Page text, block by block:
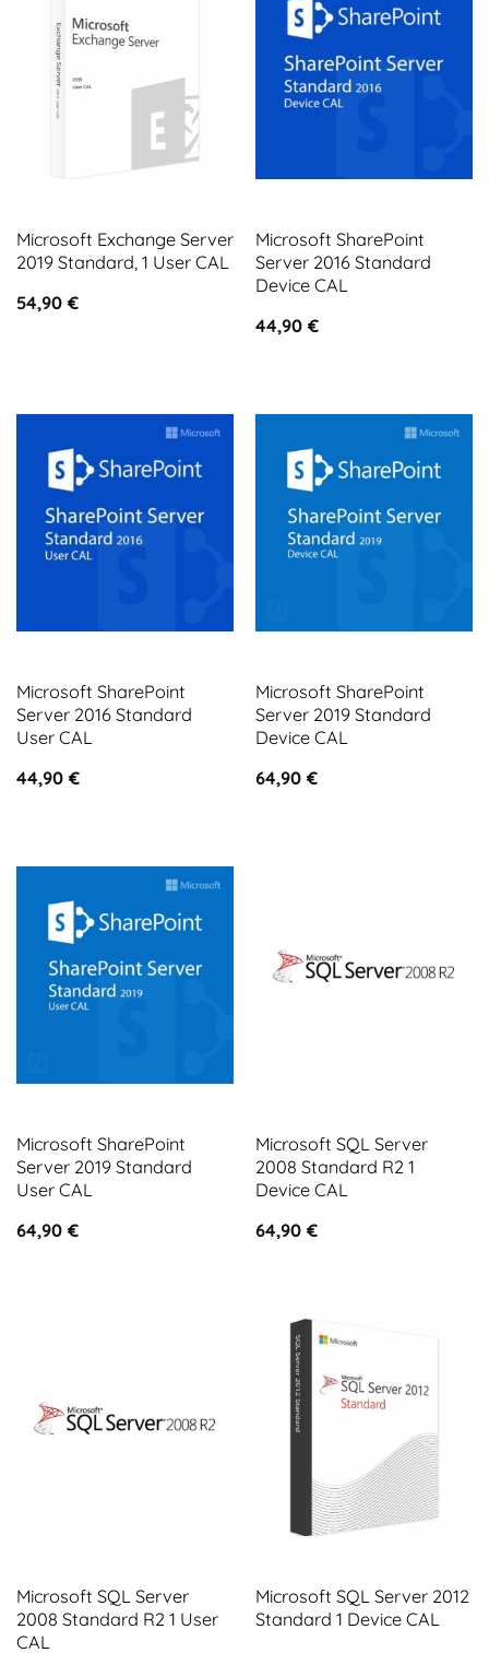
Microsoft Exchange Server
2019 Standard, 1 User CAL
54,90 €
Microsoft SharePoint
Server 2016 Standard
Device CAL
44,90 €
Microsoft SharePoint
Server 2016 Standard
User CAL
44,90 €
Microsoft SharePoint
Server 2019 Standard
Device CAL
64,90 €
Microsoft SharePoint
Server 2019 Standard
User CAL
64,90 €
Microsoft SQL Server
2008 Standard R2 1
Device CAL
64,90 €
Microsoft SQL Server
2008 Standard R2 1 User
CAL
Microsoft SQL Server 2012
Standard 1 Device CAL